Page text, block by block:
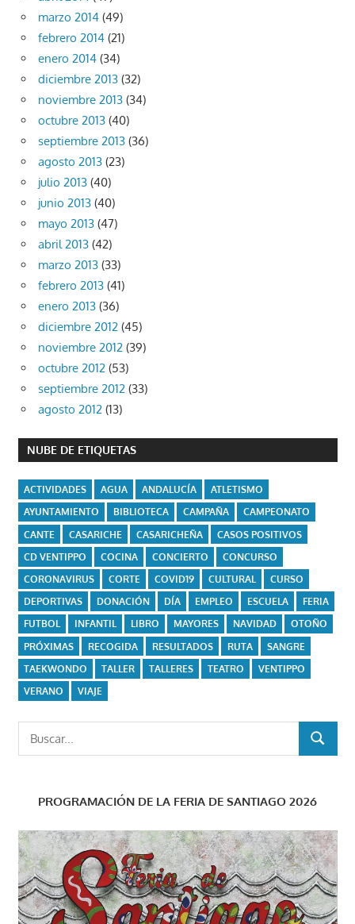
marzo 2014 (49)
febrero 2014 (21)
enero 2014 (34)
diciembre 2013 (32)
noviembre 2013 (34)
octubre 2013 (40)
septiembre 2013 (36)
agosto 2013 (23)
julio 2013 (40)
junio 2013 (40)
mayo 2013 (47)
abril 2013 (42)
marzo 2013 (33)
febrero 2013 (41)
enero 2013 (36)
diciembre 2012 (45)
noviembre 2012 (39)
octubre 2012 (53)
septiembre 2012 (33)
agosto 2012 (13)
NUBE DE ETIQUETAS
ACTIVIDADES AGUA ANDALUCÍA
ATLETISMO
AYUNTAMIENTO
BIBLIOTECA CAMPAÑA
CAMPEONATO
CANTE
CASARICHE CASARICHEÑA
CASOS POSITIVOS
CD VENTIPPO
COCINA CONCIERTO
CONCURSO
CORONAVIRUS
CORTE COVID19 CULTURAL
CURSO
DEPORTIVAS
DONACIÓN DÍA EMPLEO ESCUELA
FERIA
FUTBOL
INFANTIL LIBRO MAYORES NAVIDAD
OTOÑO
PRÓXIMAS
RECOGIDA RESULTADOS RUTA
SANGRE
TAEKWONDO
TALLER TALLERES TEATRO
VENTIPPO
VERANO
VIAJE
BUSCAR
PROGRAMACIÓN DE LA FERIA DE SANTIAGO 2026